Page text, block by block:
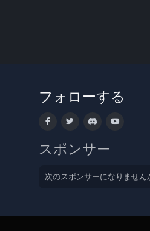
フォローする
スポンサー
次のスポンサーになりません